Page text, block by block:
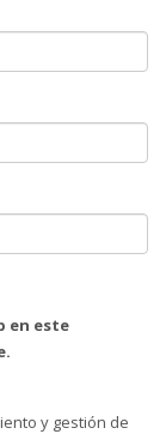
en este
y gestión de